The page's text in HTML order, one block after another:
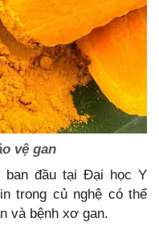
vệ gan
ban đầu tại Đại học Y
trong củ nghệ có thể
và bệnh xơ gan.